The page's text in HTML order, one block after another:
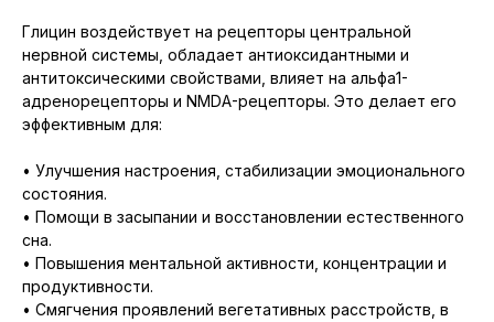
Глицин воздействует на рецепторы центральной
нервной системы, обладает антиоксидантными и
антитоксическими свойствами, влияет на альфа1-
адренорецепторы и NMDA-рецепторы. Это делает его
эффективным для:
• Улучшения настроения, стабилизации эмоционального
состояния.
• Помощи в засыпании и восстановлении естественного
сна.
• Повышения ментальной активности, концентрации и
продуктивности.
• Смягчения проявлений вегетативных расстройств, в